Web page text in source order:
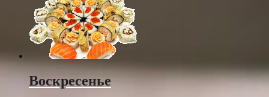
Воскресенье